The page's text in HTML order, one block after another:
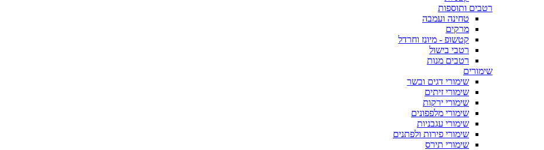
רטבים ותוספות
טחינה ועמבה
מרקים
קטשופ - מיונז וחרדל
רטבי בישול
רטבים מנות
שימורים
שימורי דגים ובשר
שימורי זיתים
שימורי ירקות
שימורי מלפפונים
שימורי עגבניות
שימורי פירות ולפתנים
שימורי תירס